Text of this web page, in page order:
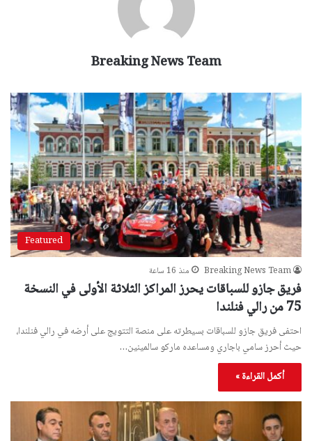
Breaking News Team
Featured
Breaking News Team منذ 16 ساعة
فريق جازو للسباقات يحرز المراكز الثلاثة الأولى في النسخة
75 من رالي فنلندا
احتفى فريق جازو للسباقات بسيطرته على منصة التتويج على أرضه في رالي فنلندا،
حيث أحرز سامي باجاري ومساعده ماركو سالمينين…
أكمل القراءة »